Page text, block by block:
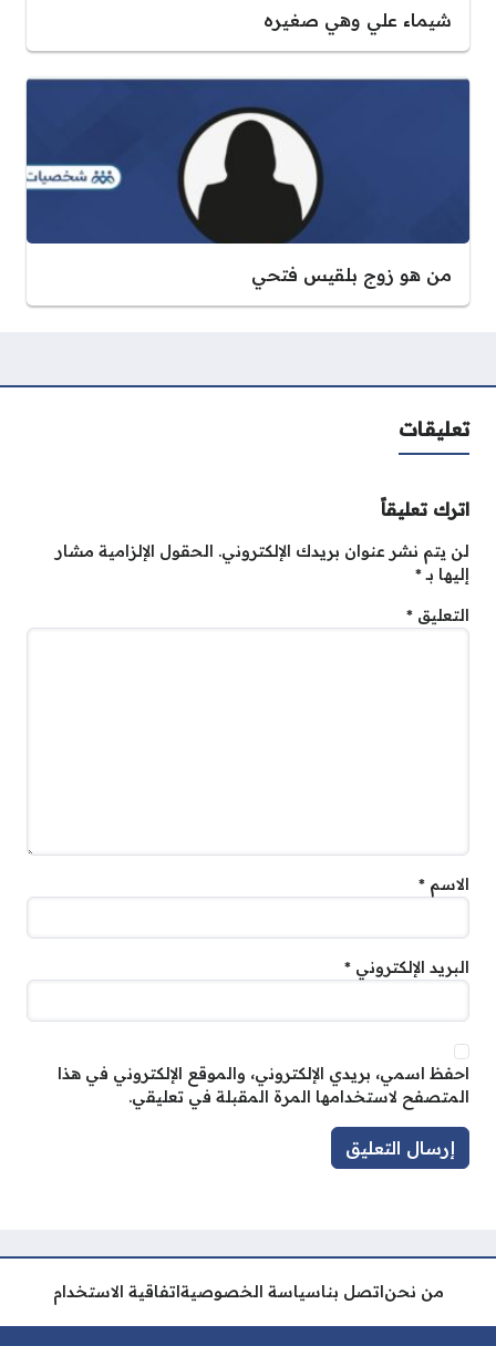
شيماء علي وهي صغيره
من هو زوج بلقيس فتحي
تعليقات
اترك تعليقاً
لن يتم نشر عنوان بريدك الإلكتروني.
الحقول الإلزامية مشار
إليها بـ*
التعليق *
الاسم *
البريد الإلكتروني *
احفظ اسمي، بريدي الإلكتروني، والموقع الإلكتروني في هذا
المتصفح لاستخدامها المرة المقبلة في تعليقي.
من نحناتصل بناسياسة الخصوصيةاتفاقية الاستخدام